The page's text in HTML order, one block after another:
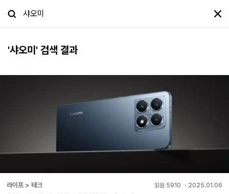
'샤오미 ' 검색 결과
라이프 > 테크 읽음 5910 ・ 2025.01.06